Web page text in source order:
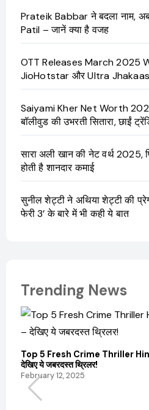
Prateik Babbar ने बदला नाम,
Patil – जानें क्या है वजह
OTT Releases March 2025
JioHotstar और Ultra Jhakaas
Saiyami Kher Net Worth
बॉलीवुड की उभरती सितारा, छाईं
सारा अली खान की नेट वर्थ 2025,
होती है शानदार कमाई
सुनील शेट्टी ने अथिया शेट्टी की
फेरी 3’ के बारे में भी कही ये बात
Trending News
Top 5 Fresh Crime Thriller
देखिए ये जबरदस्त थ्रिलर!
February 12, 2025